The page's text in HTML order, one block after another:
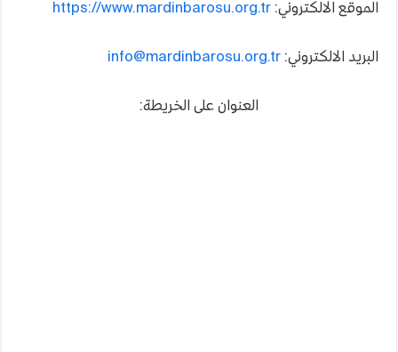
الموقع الالكتروني: https://www.mardinbarosu.org.tr
البريد الالكتروني: info@mardinbarosu.org.tr
العنوان على الخريطة: